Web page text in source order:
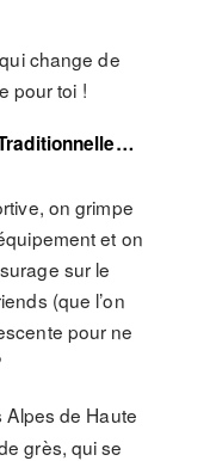
change de
pour toi !
Traditionnelle…
on grimpe
et on
sur le
(que l’on
pour ne
Alpes de Haute
grès, qui se